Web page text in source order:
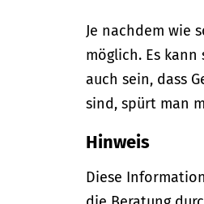
Je nachdem wie
möglich. Es
auch sein, dass
sind, spürt man
Hinweis
Diese